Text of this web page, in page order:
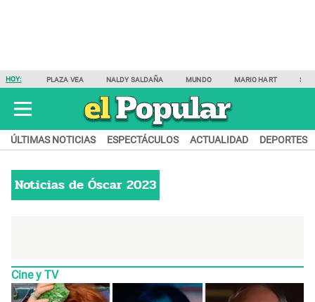
HOY: PLAZA VEA NALDY SALDAÑA MUNDO MARIO HART
ÚLTIMAS NOTICIAS ESPECTÁCULOS ACTUALIDAD DEPORTES
Noticias de Óscar 2023
Cine y TV